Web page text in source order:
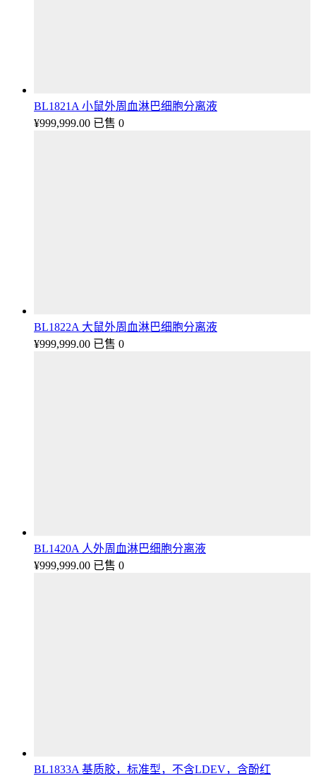
BL1821A 小鼠外周血淋巴细胞分离液
¥999,999.00 已售 0
BL1822A 大鼠外周血淋巴细胞分离液
¥999,999.00 已售 0
BL1420A 人外周血淋巴细胞分离液
¥999,999.00 已售 0
BL1833A 基质胶，标准型，不含LDEV，含酚红